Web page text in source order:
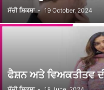
ਸੱਚੀ ਸ਼ਿਕਸ਼ਾ - 19 October, 2024
ਫੈਸ਼ਨ ਅਤੇ ਵਿਅਕਤੀਤਵ